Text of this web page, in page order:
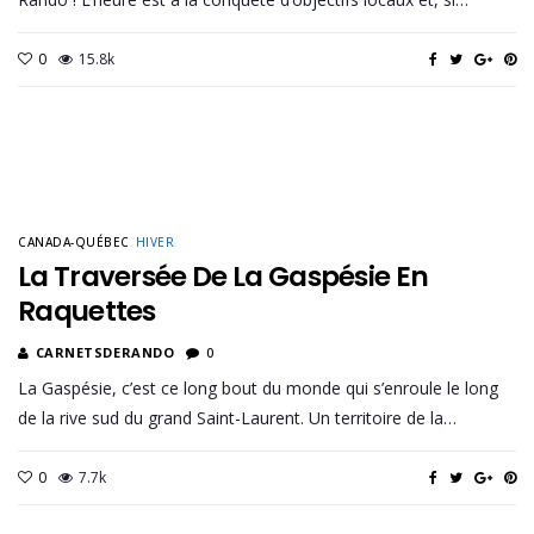
0 15.8k
CANADA-QUÉBEC HIVER
La Traversée De La Gaspésie En
Raquettes
CARNETSDERANDO 0
La Gaspésie, c’est ce long bout du monde qui s’enroule le long
de la rive sud du grand Saint-Laurent. Un territoire de la…
0 7.7k